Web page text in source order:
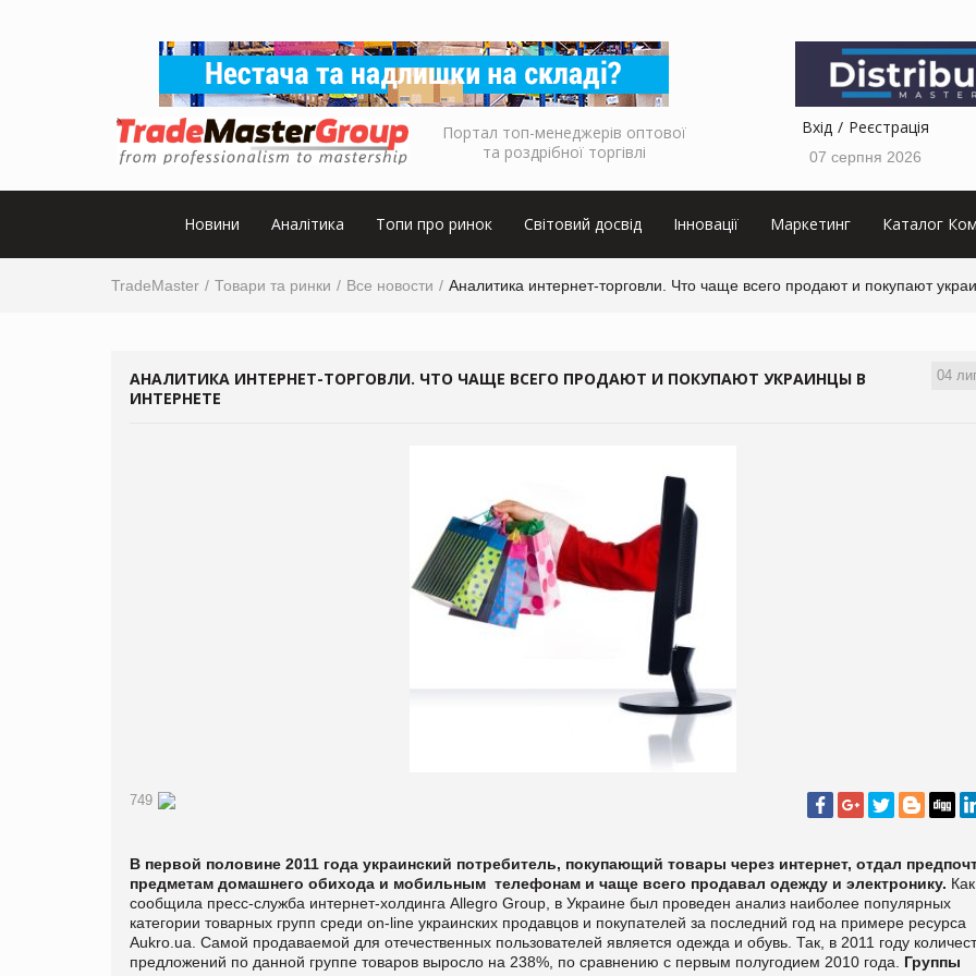
Портал топ-менеджерів оптової
та роздрібної торгівлі
Вхід Реєстрація
07 серпня 2026
Новини Аналітика Топи про ринок Світовий досвід Інновації Маркетинг Каталог
TradeMaster Товари та ринки Все новости Аналитика интернет-торговли. Что чаще всего продают и покупают
04
АНАЛИТИКА ИНТЕРНЕТ-ТОРГОВЛИ. ЧТО ЧАЩЕ ВСЕГО ПРОДАЮТ И ПОКУПАЮТ УКРАИНЦЫ В
ИНТЕРНЕТЕ
749
В первой половине 2011 года украинский потребитель, покупающий товары через интернет, отдал
предметам домашнего обихода и мобильным телефонам и чаще всего продавал одежду и электронику. Как
сообщила пресс-служба интернет-холдинга Allegro Group, в Украине был проведен анализ наиболее популярных
категории товарных групп среди on-line украинских продавцов и покупателей за последний год на примере ресурса
Aukro ua . Самой продаваемой для отечественных пользователей является одежда и обувь. Так, в 2011 году
предложений по данной группе товаров выросло на 238%, по сравнению с первым полугодием 2010 года. Группы